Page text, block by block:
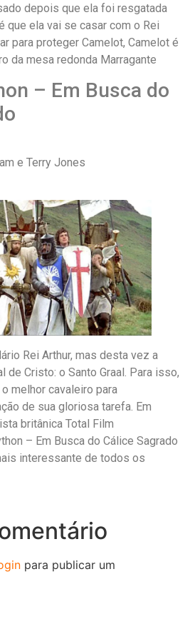
depois que ela foi resgatada
que ela vai se casar com o Rei
para proteger Camelot, Camelot é
da mesa redonda Marragante
– Em Busca do
e Terry Jones
Rei Arthur, mas desta vez a
de Cristo: o Santo Graal. Para isso,
melhor cavaleiro para
de sua gloriosa tarefa. Em
britânica Total Film
– Em Busca do Cálice Sagrado
interessante de todos os
para publicar um